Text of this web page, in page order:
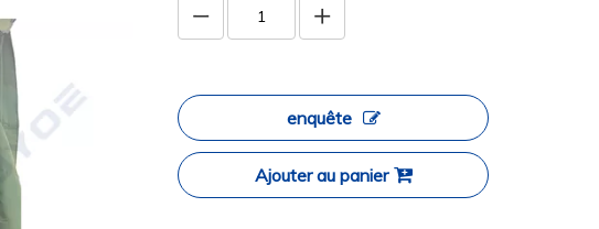
enquête
Ajouter au panier